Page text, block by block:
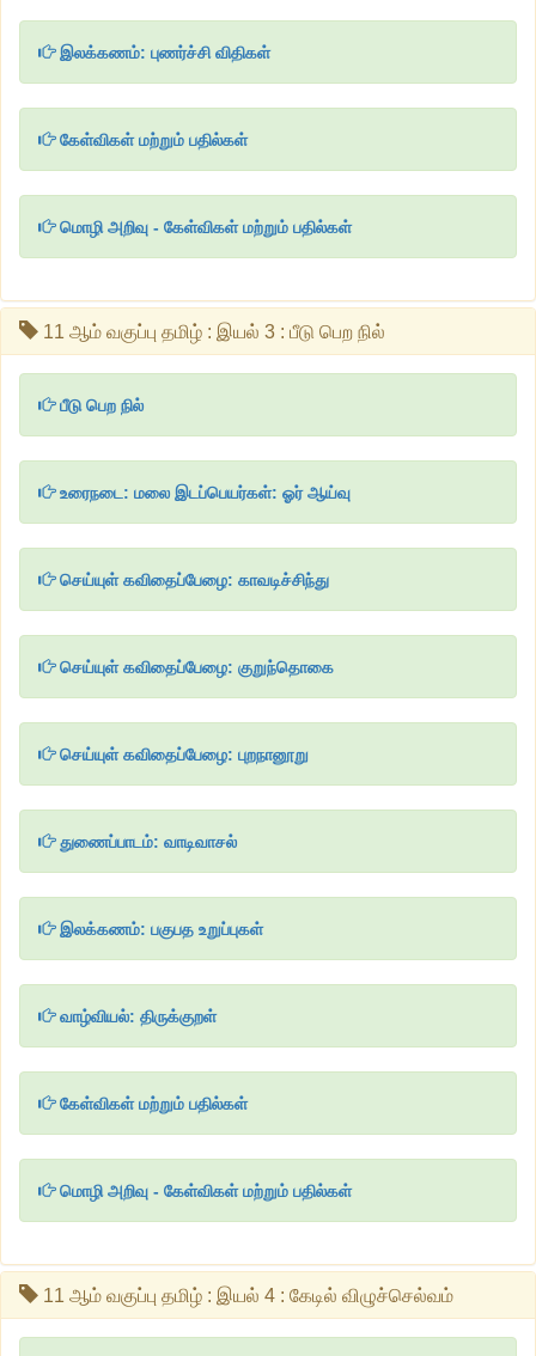
இலக்கணம்: புணர்ச்சி விதிகள்
கேள்விகள் மற்றும் பதில்கள்
மொழி அறிவு - கேள்விகள் மற்றும் பதில்கள்
11 ஆம் வகுப்பு தமிழ் : இயல் 3 : பீடு பெற நில்
பீடு பெற நில்
உரைநடை: மலை இடப்பெயர்கள்: ஓர் ஆய்வு
செய்யுள் கவிதைப்பேழை: காவடிச்சிந்து
செய்யுள் கவிதைப்பேழை: குறுந்தொகை
செய்யுள் கவிதைப்பேழை: புறநானூறு
துணைப்பாடம்: வாடிவாசல்
இலக்கணம்: பகுபத உறுப்புகள்
வாழ்வியல்: திருக்குறள்
கேள்விகள் மற்றும் பதில்கள்
மொழி அறிவு - கேள்விகள் மற்றும் பதில்கள்
11 ஆம் வகுப்பு தமிழ் : இயல் 4 : கேடில் விழுச்செல்வம்